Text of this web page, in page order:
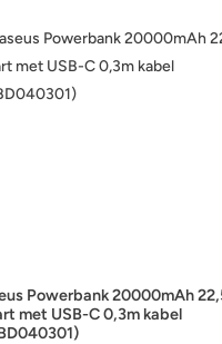
Powerbank 20000mAh
met USB-C 0,3m kabel